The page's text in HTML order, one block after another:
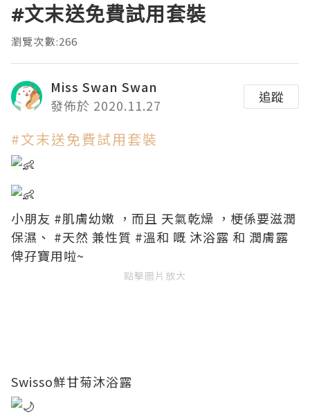
#文末送免費試用套裝
瀏覽次數:266
Miss Swan Swan
發佈於 2020.11.27
追蹤
#文末送免費試用套裝
小朋友 #肌膚幼嫩 ，而且 天氣乾燥 ，梗係要滋潤
保濕、 #天然 兼性質 #溫和 嘅 沐浴露 和 潤膚露
俾孖寶用啦~
點擊圖片放大
Swisso鮮甘菊沐浴露